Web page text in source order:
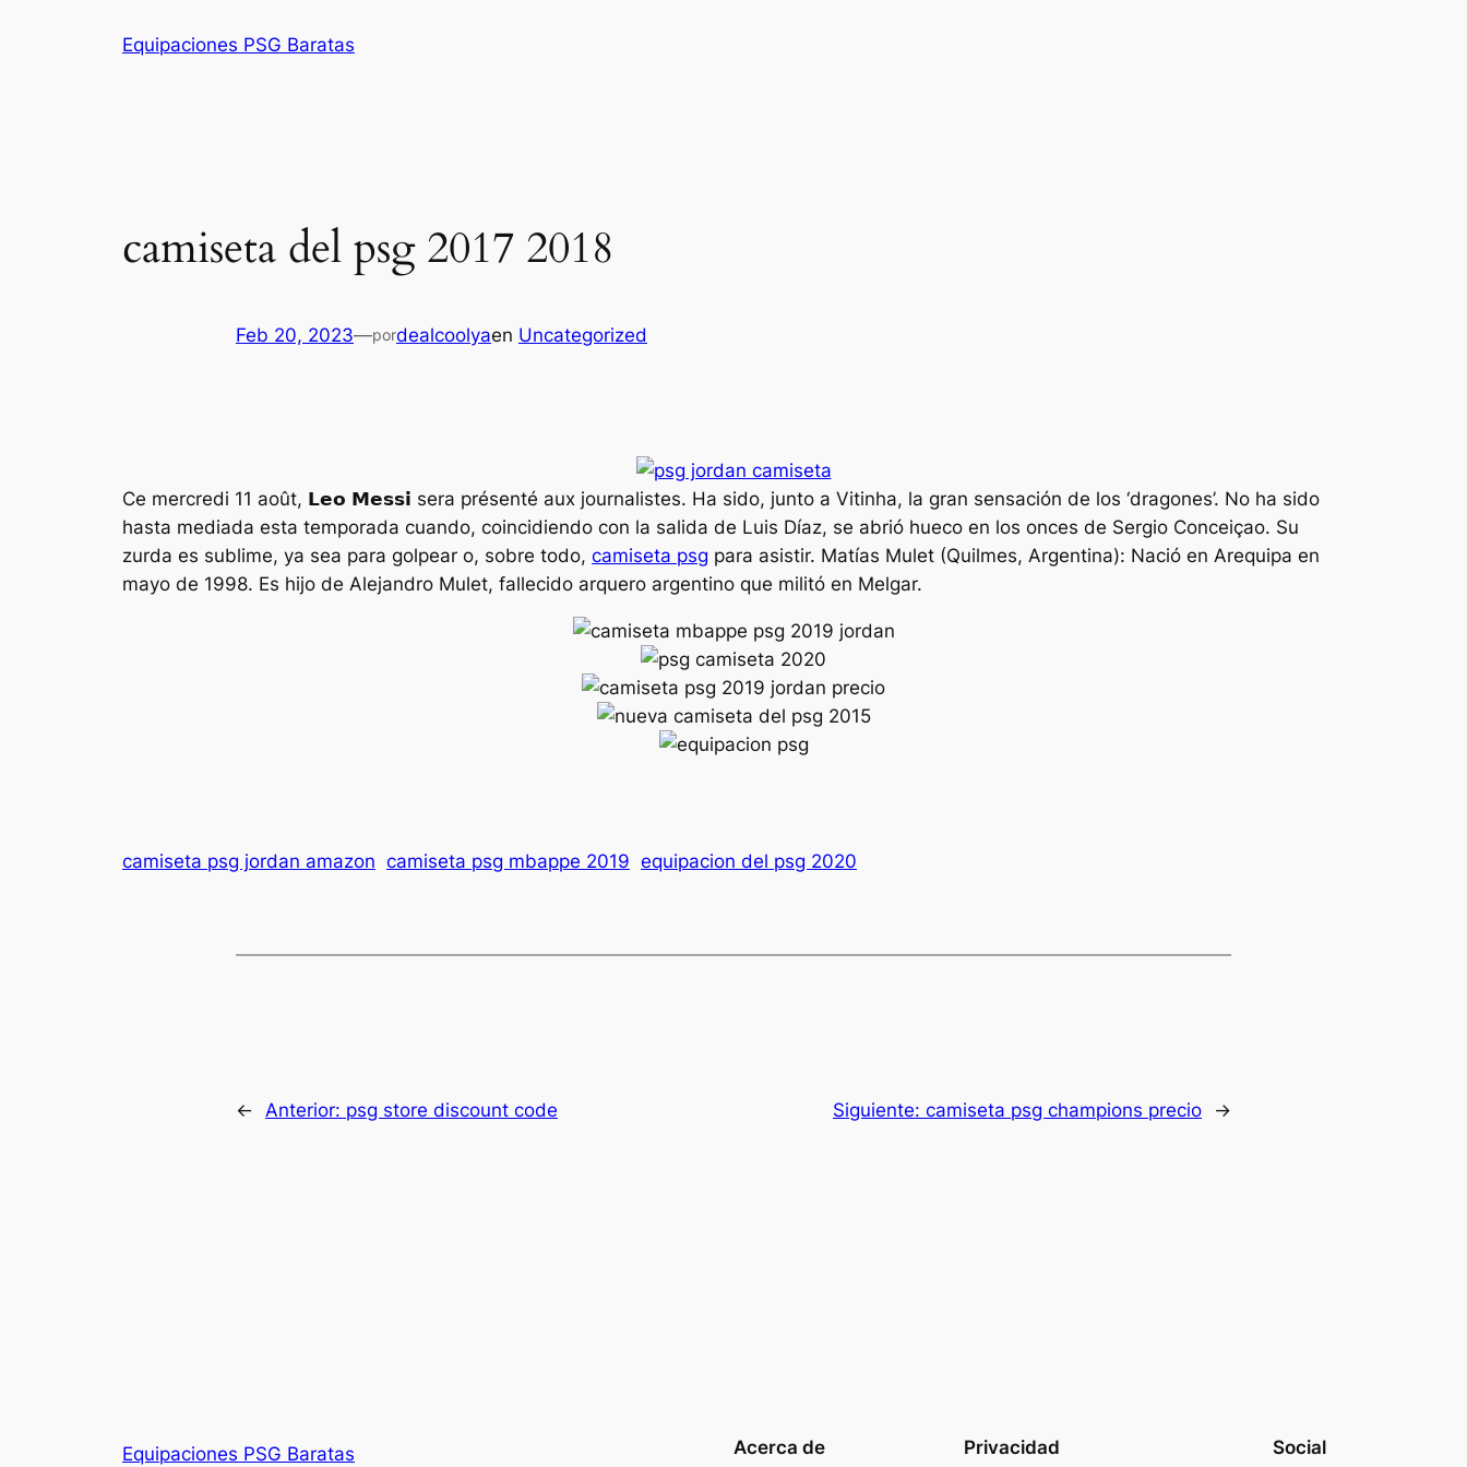
Equipaciones PSG Baratas
camiseta del psg 2017 2018
Feb 20, 2023—pordealcoolyaen Uncategorized
Ce mercredi 11 août, 𝗟𝗲𝗼 𝗠𝗲𝘀𝘀𝗶 sera présenté aux journalistes. Ha sido, junto a Vitinha, la gran sensación de los ‘dragones’. No ha sido
hasta mediada esta temporada cuando, coincidiendo con la salida de Luis Díaz, se abrió hueco en los onces de Sergio Conceiçao. Su
zurda es sublime, ya sea para golpear o, sobre todo, camiseta psg para asistir. Matías Mulet (Quilmes, Argentina): Nació en Arequipa en
mayo de 1998. Es hijo de Alejandro Mulet, fallecido arquero argentino que militó en Melgar.
camiseta psg jordan amazon camiseta psg mbappe 2019 equipacion del psg 2020
← Anterior: psg store discount code Siguiente: camiseta psg champions precio →
Equipaciones PSG Baratas Acerca de Privacidad Social